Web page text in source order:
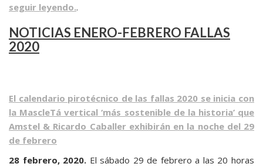
seguir leyendo..
NOTICIAS ENERO-FEBRERO FALLAS
2020
El calendario pirotécnico de las fallas 2020 se inicia con
la MascleTá vertical ‘más sostenible de la historia’ que
Amstel & Ricardo Caballer exhibirán en la noche del 29
de febrero
28 febrero, 2020. El sábado 29 de febrero a las 20 horas